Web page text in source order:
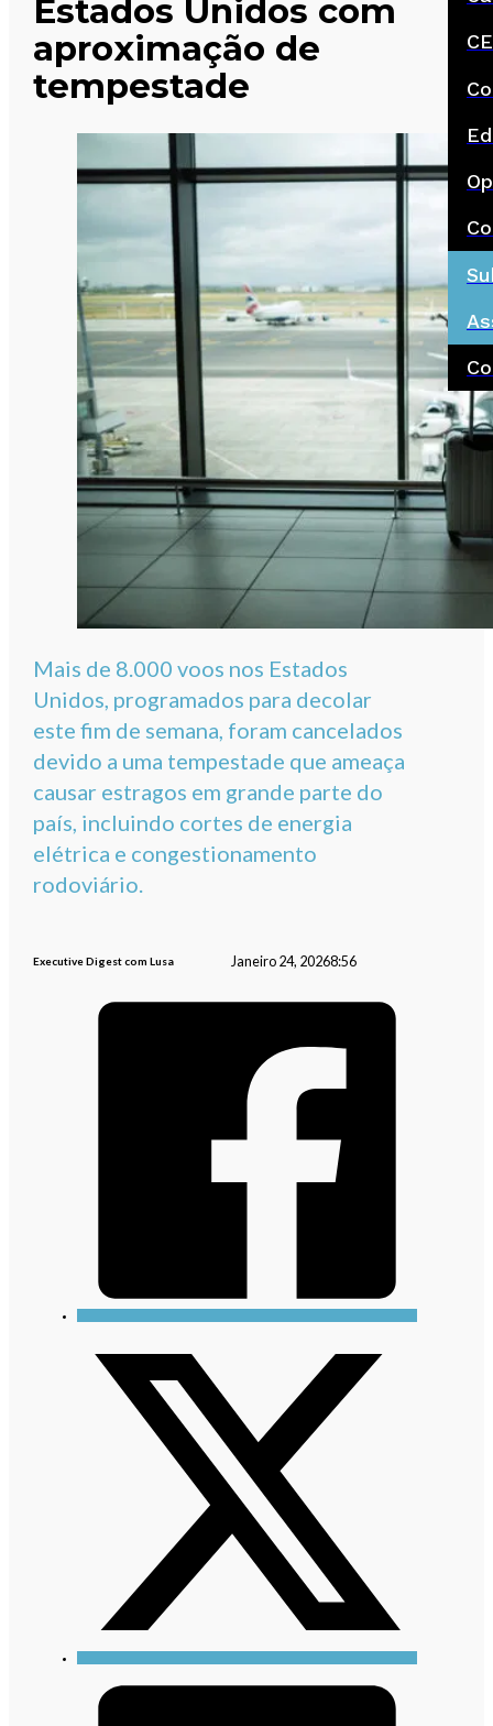
Estados Unidos com
aproximação de
tempestade
Mais de 8.000 voos nos Estados
Unidos, programados para decolar
este fim de semana, foram cancelados
devido a uma tempestade que ameaça
causar estragos em grande parte do
país, incluindo cortes de energia
elétrica e congestionamento
rodoviário.
Executive Digest com Lusa Janeiro 24, 20268:56